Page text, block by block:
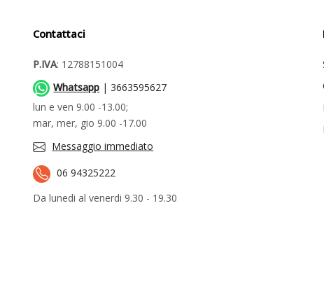
Contattaci
P.IVA: 12788151004
Whatsapp | 3663595627
lun e ven 9.00 -13.00;
mar, mer, gio 9.00 -17.00
Messaggio immediato
06 94325222
Da lunedi al venerdi 9.30 - 19.30